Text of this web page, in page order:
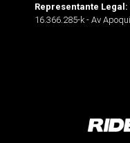
Representante Legal:
16.366.285-k - Av